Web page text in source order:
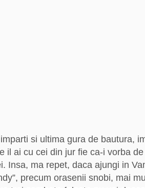
si ultima gura de bautura,
il ai cu cei din jur fie ca-i vorba
Insa, ma repet, daca ajungi in
precum orasenii snobi, mai